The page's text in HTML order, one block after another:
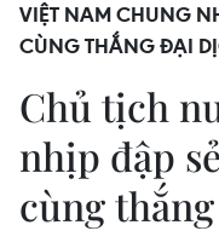
VIỆT NAM CHUNG
CÙNG THẮNG ĐẠI
Chủ tịch
nhịp đập
cùng